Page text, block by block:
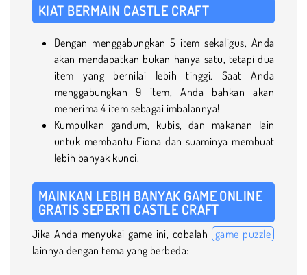
KIAT BERMAIN CASTLE CRAFT
Dengan menggabungkan 5 item sekaligus, Anda
akan mendapatkan bukan hanya satu, tetapi dua
item yang bernilai lebih tinggi. Saat Anda
menggabungkan 9 item, Anda bahkan akan
menerima 4 item sebagai imbalannya!
Kumpulkan gandum, kubis, dan makanan lain
untuk membantu Fiona dan suaminya membuat
lebih banyak kunci.
MAINKAN LEBIH BANYAK GAME ONLINE
GRATIS SEPERTI CASTLE CRAFT
Jika Anda menyukai game ini, cobalah game puzzle
lainnya dengan tema yang berbeda: